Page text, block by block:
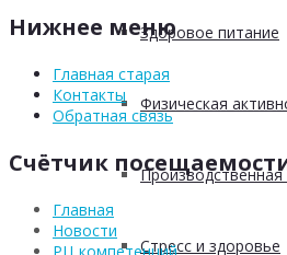
Здоровое питание
Физическая
Производственная
Стресс и здоровье
Нижнее меню
Главная старая
Контакты
Обратная связь
Счётчик
Главная
Новости